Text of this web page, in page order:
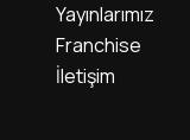
Testi
Açıldı
Sınav
Yayınlarımız
Franchise
İletişim